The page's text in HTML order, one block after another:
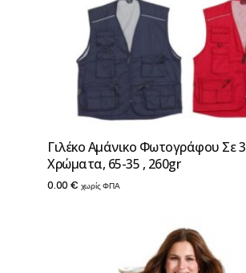
Γιλέκο Αμάνικο Φωτογράφου Σε 3
Χρώματα, 65-35 , 260gr
0.00 € χωρίς ΦΠΑ